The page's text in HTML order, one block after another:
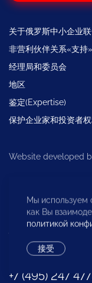
关于俄罗斯中小企业
非营利伙伴关系«支持
经理局和委员会
地区
鉴定(Expertise)
保护企业家和投资者
Website developed
执行管理
+7 (495) 247
Мы используем
как Вы
политикой
接受